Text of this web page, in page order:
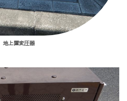
地上置変圧器